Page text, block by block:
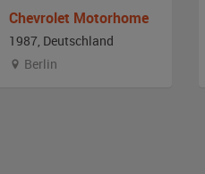
Chevrolet Motorhome
1987, Deutschland
Berlin